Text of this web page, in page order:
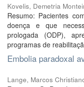
Kovelis, Demetria
Resumo: Pacientes
doença e que
prologada (ODP),
programas de
Embolia paradoxal
Lange, Marcos